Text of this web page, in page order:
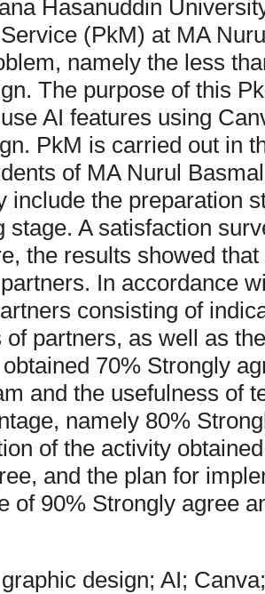
Hasanuddin
(PkM) at MA
namely the less
The purpose of this
AI features using
PkM is carried out in
of MA Nurul
include the preparation
stage. A satisfaction
the results showed
In accordance
consisting of
of partners, as well as
70% Strongly
and the usefulness of
namely 80%
of the activity
and the plan for
of 90% Strongly agree
graphic design; AI;